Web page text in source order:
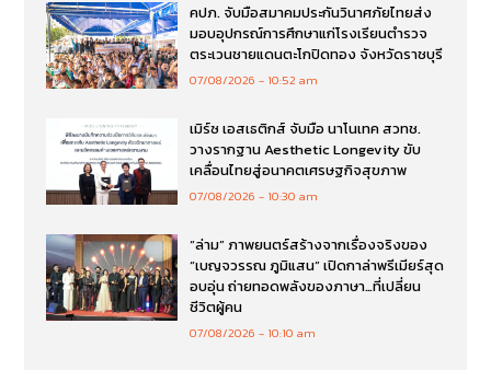
คปภ. จับมือสมาคมประกันวินาศภัยไทยส่ง
มอบอุปกรณ์การศึกษาแก่โรงเรียนตำรวจ
ตระเวนชายแดนตะโกปิดทอง จังหวัดราชบุรี
07/08/2026 10:52 am
เมิร์ซ เอสเธติกส์ จับมือ นาโนเทค สวทช.
วางรากฐาน Aesthetic Longevity ขับ
เคลื่อนไทยสู่อนาคตเศรษฐกิจสุขภาพ
07/08/2026 10:30 am
“ล่าม” ภาพยนตร์สร้างจากเรื่องจริงของ
“เบญจวรรณ ภูมิแสน” เปิดกาล่าพรีเมียร์สุด
อบอุ่น ถ่ายทอดพลังของภาษา…ที่เปลี่ยน
ชีวิตผู้คน
07/08/2026 10:10 am